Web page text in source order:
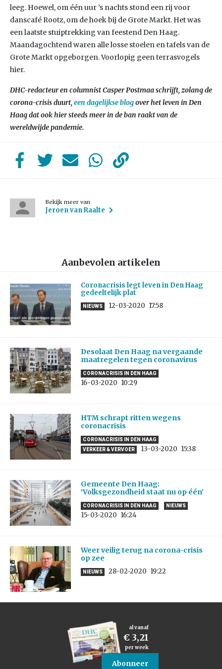
leeg. Hoewel, om één uur ’s nachts stond een rij voor
danscafé Rootz, om de hoek bij de Grote Markt. Het was
een laatste stuiptrekking van feestend Den Haag.
Maandagochtend waren alle losse stoelen en tafels van de
Grote Markt opgeborgen. Voorlopig geen terrasvogels
hier.
DHC-redacteur en columnist Casper Postmaa schrijft, zolang de
corona-crisis duurt,een dagelijkse blogover het leven in Den
Haag dat ook hier steeds meer in de ban raakt van de
wereldwijde pandemie.
Bekijk meer van
Jeroen van Raalte
Aanbevolen artikelen
Coronacrisis legt leven in Den Haag
gedeeltelijk plat
NIEUWS 12-03-2020 17:58
Desolaat Den Haag na vergaande
maatregelen tegen coronavirus
CORONACRISIS IN DEN HAAG
16-03-2020 10:29
HTM schrapt ritten wegens
coronacrisis
CORONACRISIS IN DEN HAAG
VERKEER & VERVOER
13-03-2020 15:38
Gemeente Den Haag:
‘Volksgezondheid staat nu op één’
CORONACRISIS IN DEN HAAG NIEUWS
15-03-2020 16:24
Weer veilig terug na corona-crisis
op zee
NIEUWS 28-02-2020 19:22
al vanaf
€ 3,21
per week
Abonneer